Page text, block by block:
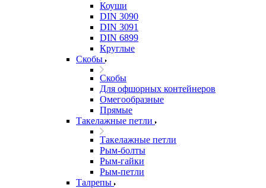
Коуши
DIN 3090
DIN 3091
DIN 6899
Круглые
Скобы
Скобы
Для офшорных контейнеров
Омегообразные
Прямые
Такелажные петли
Такелажные петли
Рым-болты
Рым-гайки
Рым-петли
Талрепы